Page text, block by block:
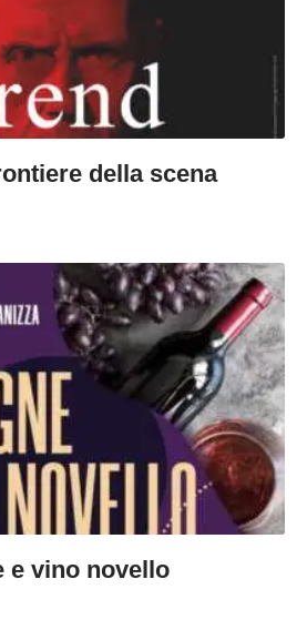
della scena
e vino novello